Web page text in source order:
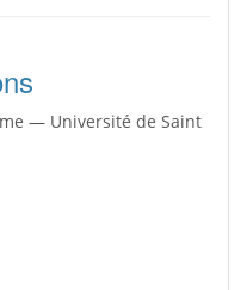
— Université de Saint